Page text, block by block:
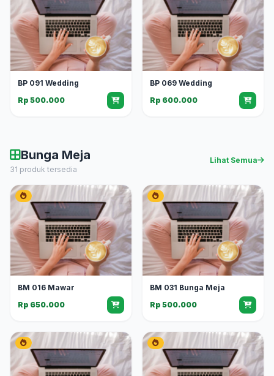
BP 091 Wedding
Rp 500.000
BP 069 Wedding
Rp 600.000
Bunga Meja
31 produk tersedia
Lihat Semua
BM 016 Mawar
Rp 650.000
BM 031 Bunga Meja
Rp 500.000